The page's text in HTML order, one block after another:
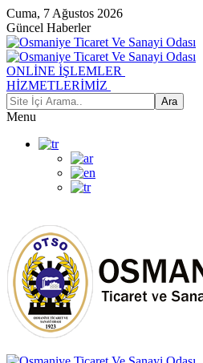
Cuma, 7 Ağustos 2026
Güncel Haberler
ONLİNE İŞLEMLER
HİZMETLERİMİZ
Menu